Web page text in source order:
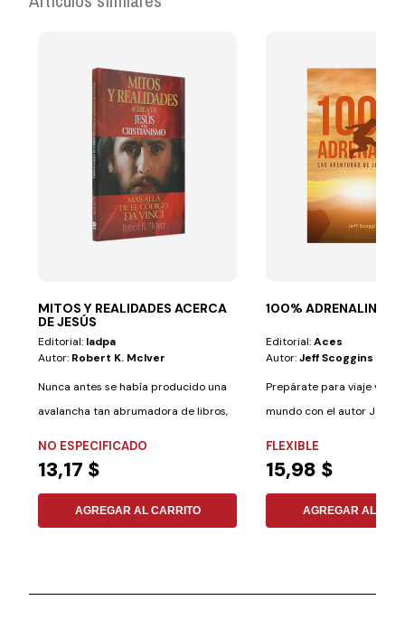
MITOS Y REALIDADES ACERCA
DE JESÚS
Editorial: Iadpa
Autor: Robert K. Mclver
Nunca antes se había producido una
avalancha tan abrumadora de libros,
NO ESPECIFICADO
13,17 $
AGREGAR AL CARRITO
100% ADRENALINA
Editorial:Aces
Autor:Jeff Scoggins
Prepárate para viaje
mundo con el autor Jeff
FLEXIBLE
15,98 $
AGREGAR AL